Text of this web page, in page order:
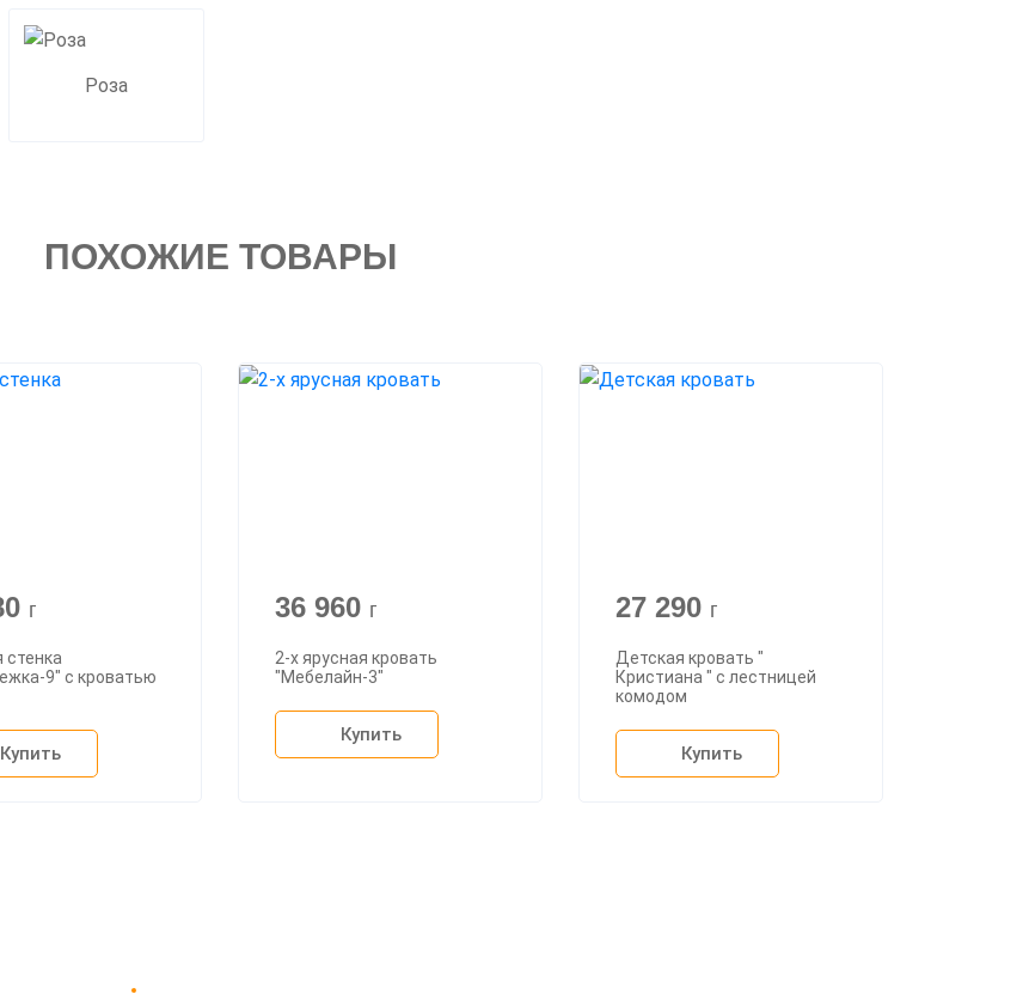
Роза
ПОХОЖИЕ ТОВАРЫ
г
стенка
9" с кроватью
Купить
36 960 г
2-х ярусная кровать
"Мебелайн-3"
Купить
27 290 г
Детская кровать "
Кристиана " с лестницей
комодом
Купить